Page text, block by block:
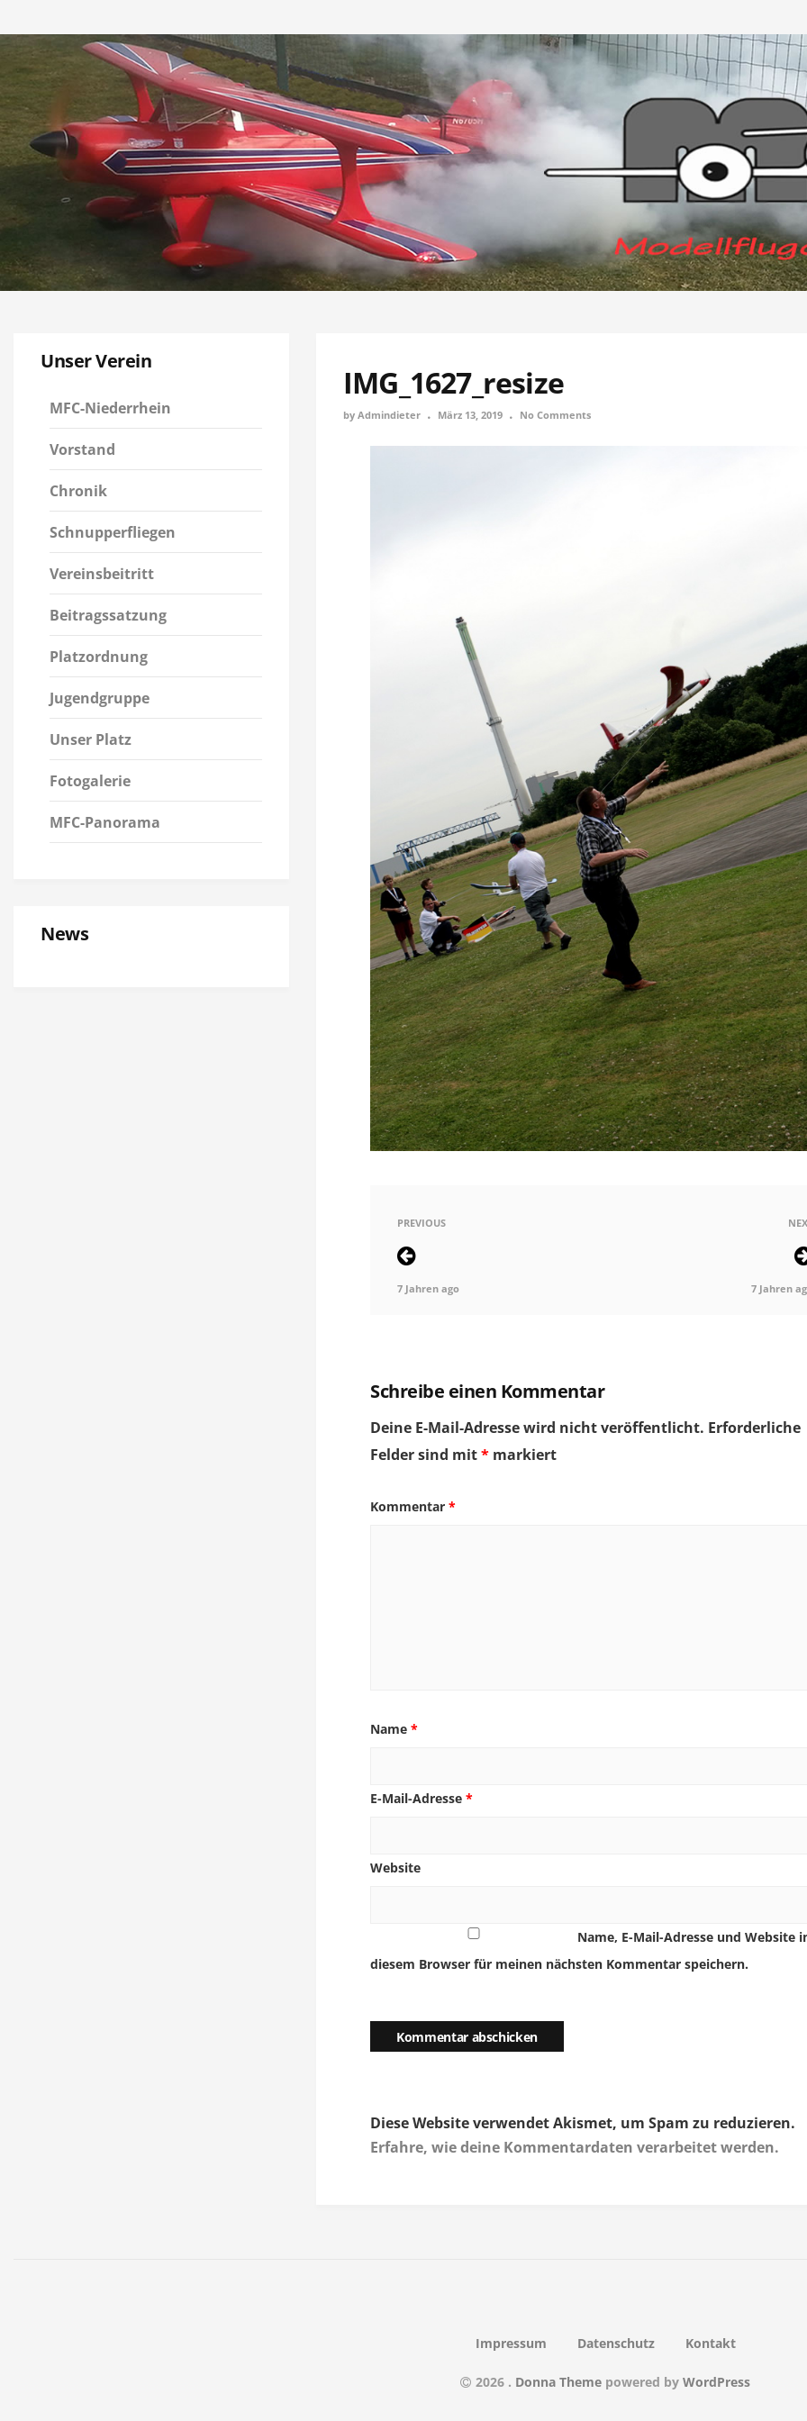
Unser Verein
MFC-Niederrhein
Vorstand
Chronik
Schnupperfliegen
Vereinsbeitritt
Beitragssatzung
Platzordnung
Jugendgruppe
Unser Platz
Fotogalerie
MFC-Panorama
News
IMG_1627_resize
by Admindieter März 13, 2019 No Comments
PREVIOUS
7 Jahren ago 7 Jahren
Schreibe einen Kommentar
Deine E-Mail-Adresse wird nicht veröffentlicht. Erforderliche
Felder sind mit* markiert
Kommentar *
Name *
E-Mail-Adresse *
Website
Name, E-Mail-Adresse und Website
diesem Browser für meinen nächsten Kommentar speichern.
Diese Website verwendet Akismet, um Spam zu reduzieren.
Erfahre, wie deine Kommentardaten verarbeitet werden.
Impressum Datenschutz Kontakt
2026 . Donna Theme powered by WordPress